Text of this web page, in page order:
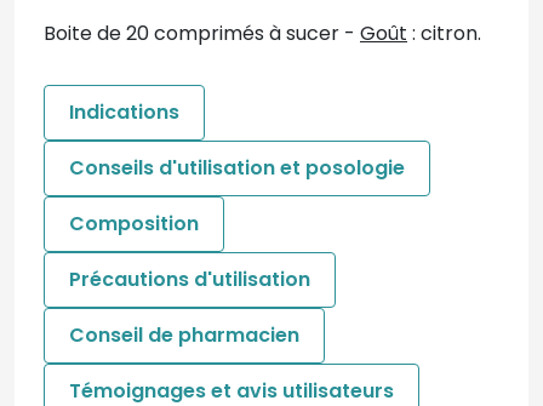
Boite de 20 comprimés à sucer - Goût : citron.
Indications
Conseils d'utilisation et posologie
Composition
Précautions d'utilisation
Conseil de pharmacien
Témoignages et avis utilisateurs